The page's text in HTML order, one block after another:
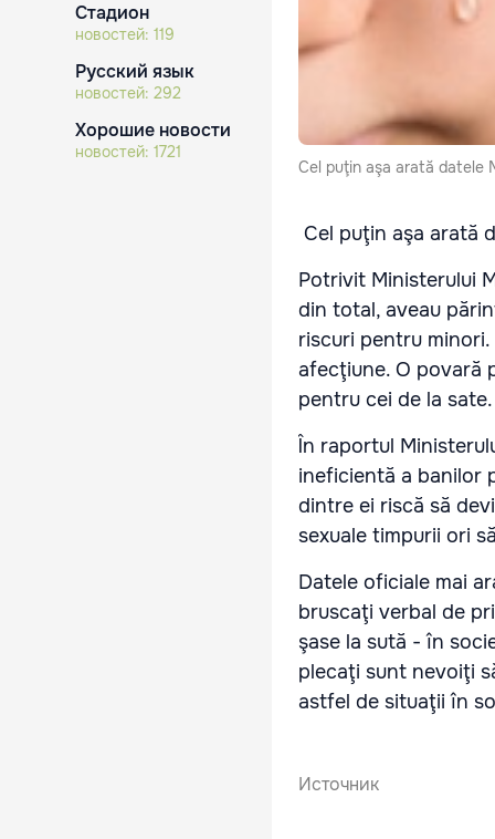
Стадион
новостей: 119
Русский язык
новостей: 292
Хорошие новости
новостей: 1721
Cel puţin aşa arată datele
Cel puţin aşa arată
Potrivit Ministerului
din total, aveau
riscuri pentru
afecţiune. O povară
pentru cei de la sate.
În raportul
ineficientă a banilor
dintre ei riscă să
sexuale timpurii ori
Datele oficiale mai
bruscaţi verbal de
şase la sută - în
plecaţi sunt nevoiţi
astfel de situaţii în
Источник